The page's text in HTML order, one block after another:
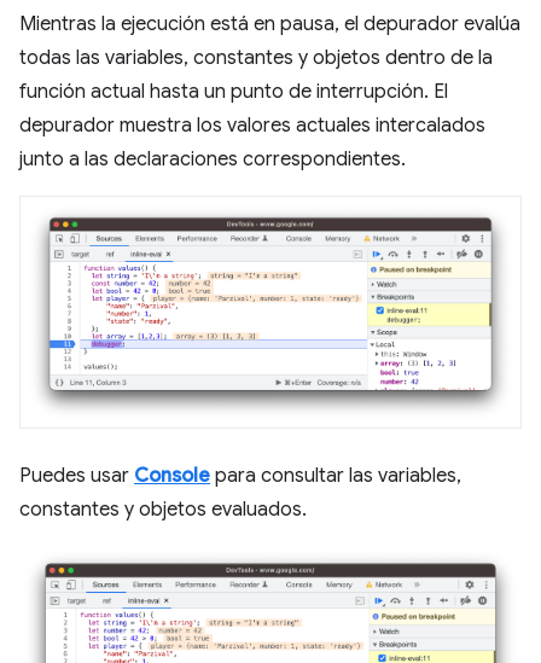
Mientras la ejecución está en pausa, el depurador evalúa
todas las variables, constantes y objetos dentro de la
función actual hasta un punto de interrupción. El
depurador muestra los valores actuales intercalados
junto a las declaraciones correspondientes.
Puedes usar Console para consultar las variables,
constantes y objetos evaluados.